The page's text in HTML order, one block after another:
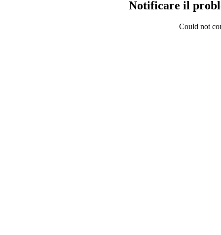
Notificare il
Could not